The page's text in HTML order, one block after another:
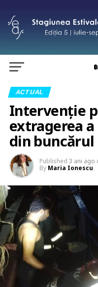
ACTUAL
Intervenție
extragerea
din buncărul
Published 3 ani ago
By Maria Ionescu